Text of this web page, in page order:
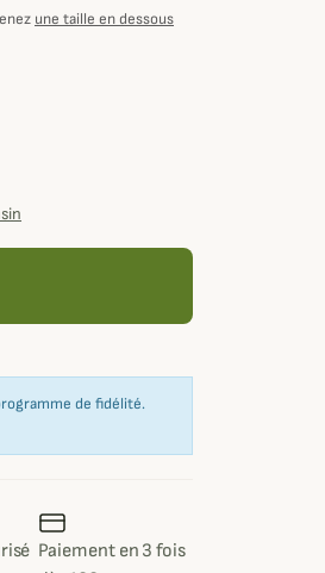
une taille en dessous
de fidélité.
Paiement en 3 fois